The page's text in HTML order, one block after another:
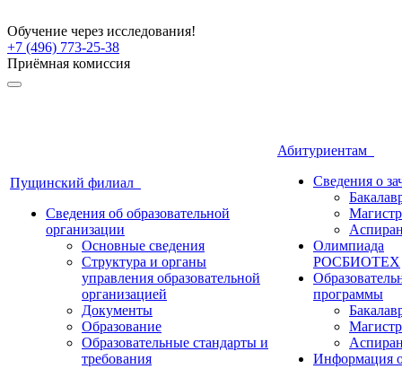
Обучение через исследования!
+7 (496) 773-25-38
Приёмная комиссия
Пущинский филиал
Сведения об образовательной
организации
Основные сведения
Структура и органы
управления образовательной
организацией
Документы
Образование
Образовательные стандарты и
требования
Абитуриентам
Сведения о
Олимпиада
РОСБИОТЕХ
программы
Информация